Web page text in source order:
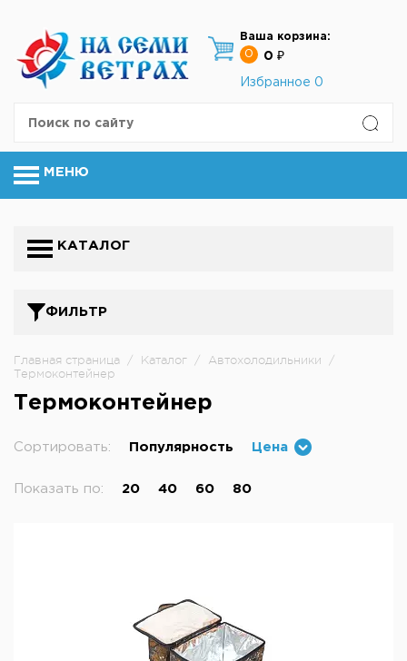
Ваша корзина:
0
0 ₽
Избранное 0
МЕНЮ
КАТАЛОГ
ФИЛЬТР
Главная страница / Каталог / Автохолодильники
/
Термоконтейнер
Термоконтейнер
Сортировать: Популярность Цена
Показать по: 20 40 60 80